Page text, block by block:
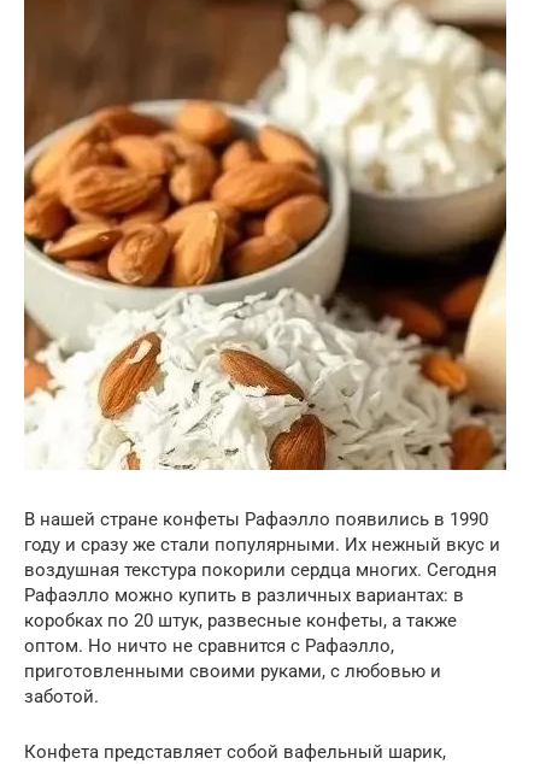
В нашей стране конфеты Рафаэлло появились в 1990
году и сразу же стали популярными. Их нежный вкус и
воздушная текстура покорили сердца многих. Сегодня
Рафаэлло можно купить в различных вариантах: в
коробках по 20 штук, развесные конфеты, а также
оптом. Но ничто не сравнится с Рафаэлло,
приготовленными своими руками, с любовью и
заботой.
Конфета представляет собой вафельный шарик,